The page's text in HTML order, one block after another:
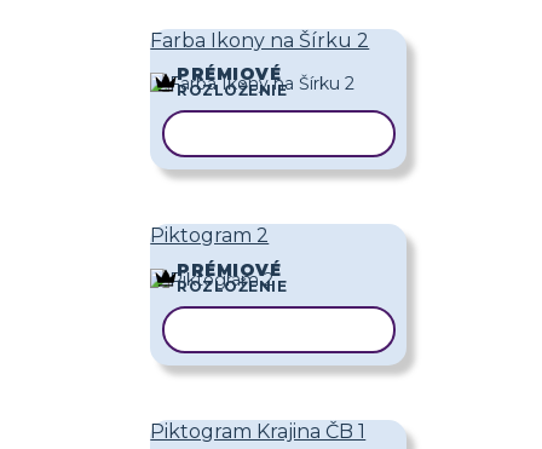
Farba Ikony na Šírku 2
PRÉMIOVÉ
ROZLOŽENIE
Piktogram 2
PRÉMIOVÉ
ROZLOŽENIE
Piktogram Krajina ČB 1